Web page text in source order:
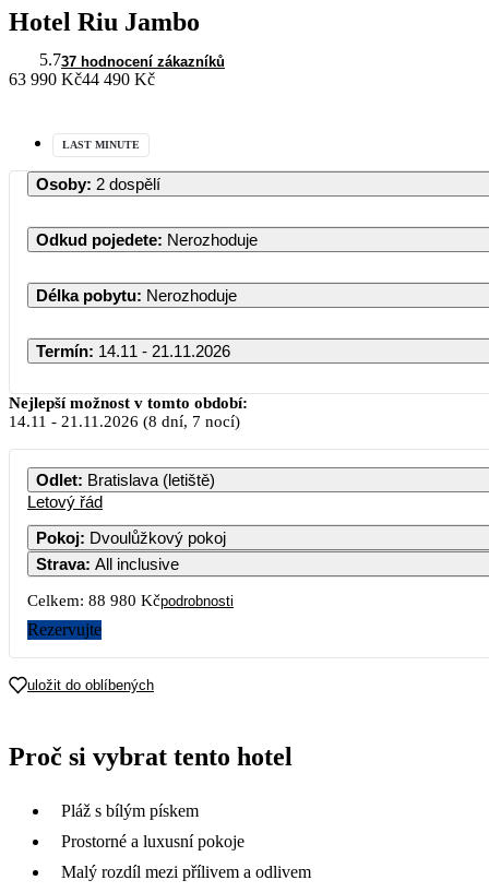
Hotel Riu Jambo
5.737 hodnocení zákazníků
63 990 Kč44 490 Kč
LAST MINUTE
Osoby: 2 dospělí
Odkud pojedete: Nerozhoduje
Délka pobytu: Nerozhoduje
Termín: 14.11 - 21.11.2026
Nejlepší možnost v tomto období:
14.11 - 21.11.2026 (8 dní, 7 nocí)
Odlet: Bratislava (letiště)
Letový řád
Pokoj: Dvoulůžkový pokoj
Strava: All inclusive
Celkem: 88 980 Kčpodrobnosti
Rezervujte
uložit do oblíbených
Proč si vybrat tento hotel
Pláž s bílým pískem
Prostorné a luxusní pokoje
Malý rozdíl mezi přílivem a odlivem